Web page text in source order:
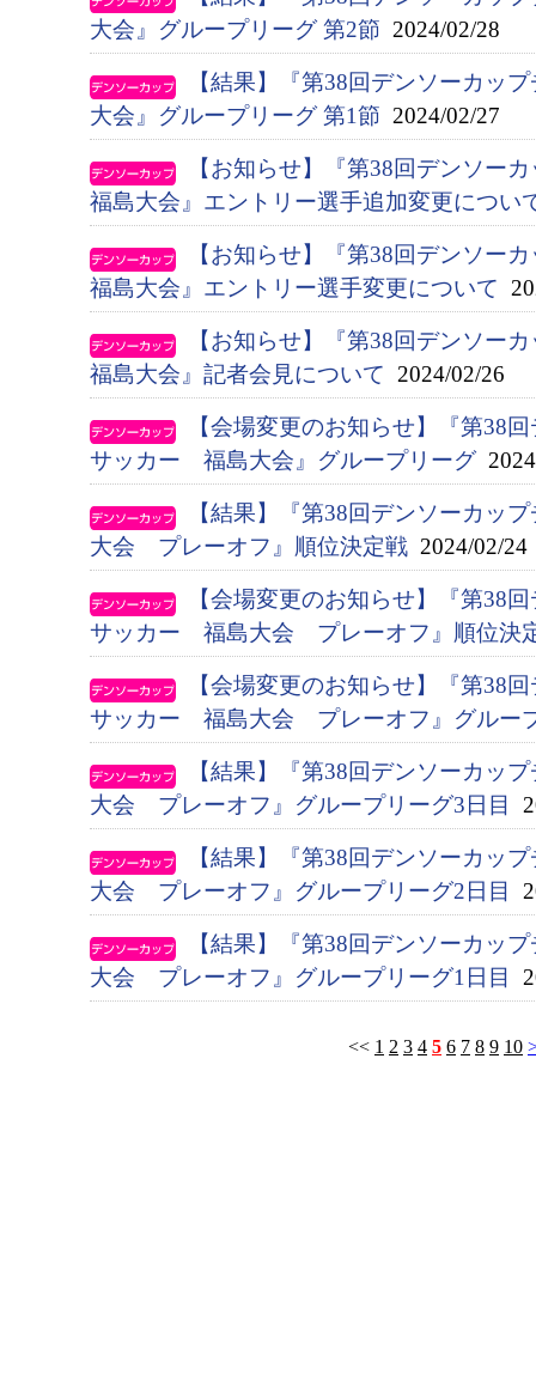
大会』グループリーグ 第2節 2024/02/28
【結果】『第38回デンソーカッ
大会』グループリーグ 第1節 2024/02/27
【お知らせ】『第38回デンソ
福島大会』エントリー選手追加変更につい
【お知らせ】『第38回デンソ
福島大会』エントリー選手変更について
【お知らせ】『第38回デンソ
福島大会』記者会見について 2024/02/26
【会場変更のお知らせ】『第38
サッカー 福島大会』グループリーグ
【結果】『第38回デンソーカッ
大会 プレーオフ』順位決定戦 2024/02/24
【会場変更のお知らせ】『第38
サッカー 福島大会 プレーオフ』順位決
【会場変更のお知らせ】『第38
サッカー 福島大会 プレーオフ』グルー
【結果】『第38回デンソーカッ
大会 プレーオフ』グループリーグ3日目
【結果】『第38回デンソーカッ
大会 プレーオフ』グループリーグ2日目
【結果】『第38回デンソーカッ
大会 プレーオフ』グループリーグ1日目
<< 1 2 3 4 5 6 7 8 9 10